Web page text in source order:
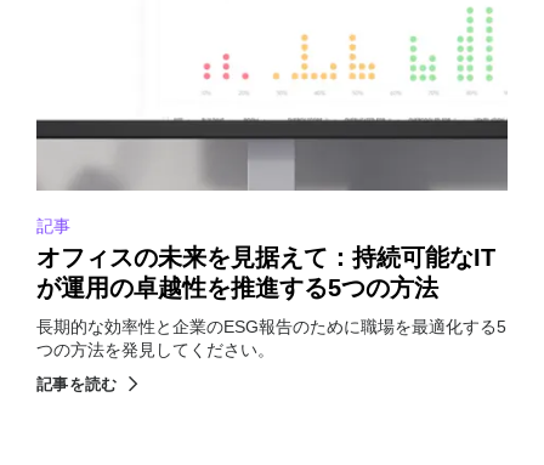
記事
オフィスの未来を見据えて：持続可能なIT
が運用の卓越性を推進する5つの方法
長期的な効率性と企業のESG報告のために職場を最適化する5
つの方法を発見してください。
記事を読む